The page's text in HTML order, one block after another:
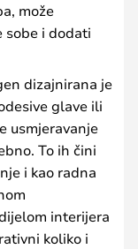
može
sobe i dodati
dizajnirana je
glave ili
usmjeravanje
To ih čini
i kao radna
interijera
koliko i